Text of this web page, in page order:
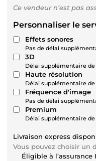
Ce vendeur n’est pas
Personnaliser le
Effets sonores
Pas de délai
3D
Délai supplémentaire de
Haute résolution
Délai supplémentaire de
Fréquence d'image
Pas de délai
Premium
Délai supplémentaire de
Livraison express
Vous pouvez choisir un
Éligible à l’assurance